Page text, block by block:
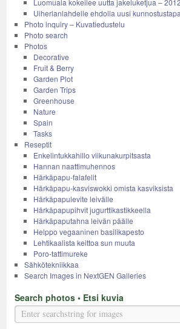
Luomuala kokeilee uutta jakeluketjua – 2012
Uiherlanlahdelle ehdolla uusi
Photo inquiry – Kuvatiedustelu
Photo search
Photos
Decorative
Fruit & Berry
Garden Plot
Garden Trips
Greenhouse
Nature
Spain
Tasks
Reseptit
Enkelintukkahillo viikunakurpitsasta
Hannan naattimuhennos
Härkäpapu-falafelit
Härkäpapu-kasviswokki omista kasviksista
Härkäpapulevite leivälle
Härkäpapupihvit jugurttikastikkeella
Härkäpaputahna leivän päälle
Helppo vegaaninen basilikapesto
Lehtikaalista keittoa sun muuta
Poro-tattimureke
Sähkötekniikkaa
Search Images in NextGEN Galleries
Search photos • Etsi kuvia